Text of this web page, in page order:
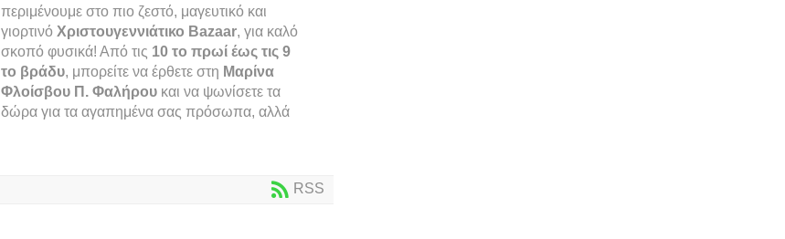
περιμένουμε στο πιο ζεστό, μαγευτικό και
γιορτινό Χριστουγεννιάτικο Bazaar, για καλό
σκοπό φυσικά! Από τις 10 το πρωί έως τις 9
το βράδυ, μπορείτε να έρθετε στη Μαρίνα
Φλοίσβου Π. Φαλήρου και να ψωνίσετε τα
δώρα για τα αγαπημένα σας πρόσωπα, αλλά
RSS